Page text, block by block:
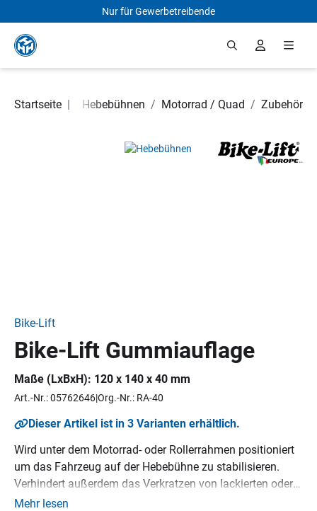
Zum Hauptinhalt springen
Nur für Gewerbetreibende
Startseite |
Hebetechnik Hebebühnen / Motorrad / Quad / Zubehör
Bildergalerie überspringen
Bike-Lift
Bike-Lift Gummiauflage
Maße (LxBxH): 120 x 140 x 40 mm
Art.-Nr.: 05762646Org.-Nr.: RA-40
Dieser Artikel ist in 3 Varianten erhältlich.
Wird unter dem Motorrad- oder Rollerrahmen positioniert
um das Fahrzeug auf der Hebebühne zu stabilisieren.
Verhindert außerdem das Verkratzen von lackierten oder
verchromten Oberflächen.
Mehr lesen